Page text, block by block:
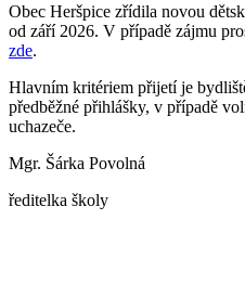
Obec Heršpice zřídila novou
od září 2026. V případě zájmu
zde.
Hlavním kritériem přijetí je
předběžné přihlášky, v případě
uchazeče.
Mgr. Šárka Povolná
ředitelka školy